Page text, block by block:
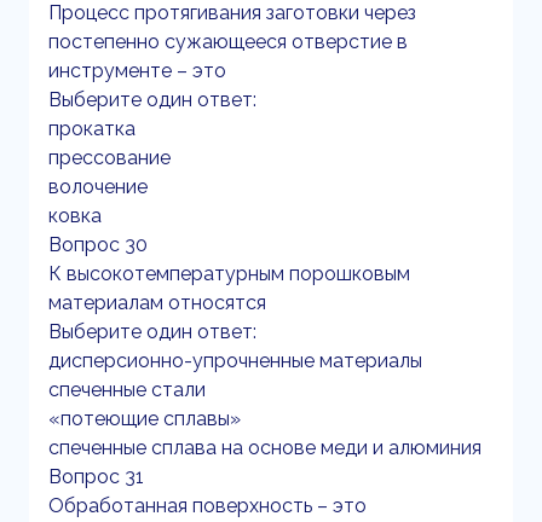
Процесс протягивания заготовки через
постепенно сужающееся отверстие в
инструменте – это
Выберите один ответ:
прокатка
прессование
волочение
ковка
Вопрос 30
К высокотемпературным порошковым
материалам относятся
Выберите один ответ:
дисперсионно-упрочненные материалы
спеченные стали
«потеющие сплавы»
спеченные сплава на основе меди и алюминия
Вопрос 31
Обработанная поверхность – это